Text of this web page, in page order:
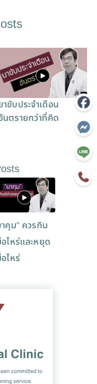
าขับประจำเดือน
นตรายกว่าที่คิด
าคุม” ควรกิน
อไหร่และหยุด
ไหร่